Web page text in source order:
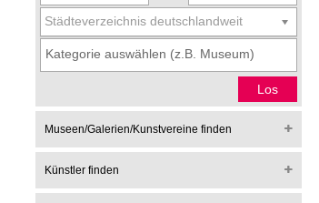
Städteverzeichnis deutschlandweit
Museen/Galerien/Kunstvereine finden
Künstler finden